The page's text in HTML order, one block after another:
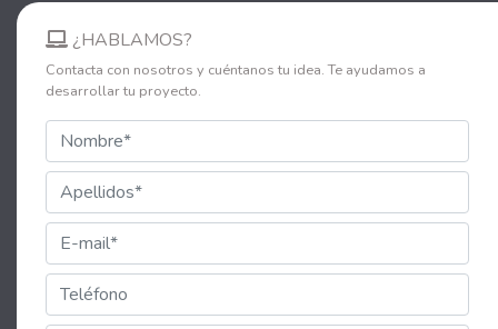
¿HABLAMOS?
Contacta con nosotros y cuéntanos tu idea. Te ayudamos a
desarrollar tu proyecto.